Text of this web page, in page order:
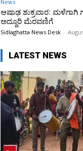
News
ಆಷಾಢ ಶುಕ್ರವಾರ:
ಅದ್ದೂರಿ ಮೆರವಣಿಗೆ
Sidlaghatta News Desk -
LATEST NEWS